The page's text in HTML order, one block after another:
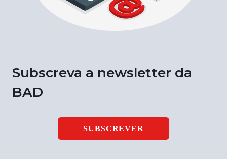
Subscreva a newsletter da
BAD
SUBSCREVER